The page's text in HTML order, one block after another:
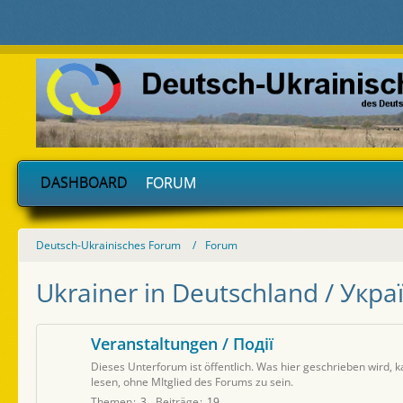
DASHBOARD FORUM
Deutsch-Ukrainisches Forum Forum
Ukrainer in Deutschland /
Veranstaltungen / Події
Dieses Unterforum ist öffentlich. Was hier geschrieben wird,
lesen, ohne MItglied des Forums zu sein.